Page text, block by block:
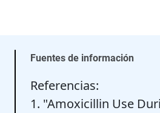
Fuentes de información
Referencias:
1. "Amoxicillin Use